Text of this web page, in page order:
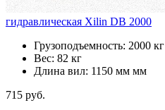
гидравлическая Xilin DB 2000
Грузоподъемность: 2000 кг
Вес: 82 кг
Длина вил: 1150 мм мм
715 руб.